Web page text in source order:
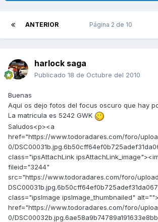
ANTERIOR Página 2 de 10
harlock saga
Publicado 18 de Octubre del 2010
Buenas
Aqui os dejo fotos del focus oscuro que hay
La matricula es 5242 GWK
Saludos<p><a
href="https://www.todoradares.com/foro/
0/
class="ipsAttachLink
fileid="3244"
src="https://www.todoradares.com/foro/
class="ipsImage ipsImage_thumbnailed"
href="https://www.todoradares.com/foro/
0/